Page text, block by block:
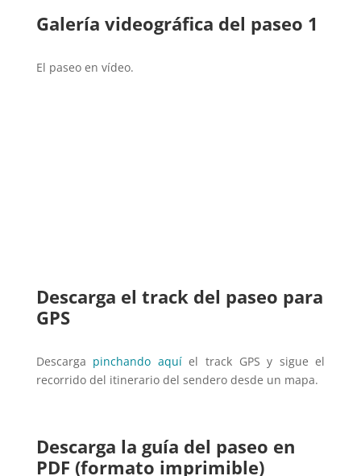
Galería videográfica del paseo 1
El paseo en vídeo.
Descarga el track del paseo para
GPS
Descarga pinchando aquíel track GPS y sigue el
recorrido del itinerario del sendero desde un mapa.
Descarga la guía del paseo en
PDF (formato imprimible)